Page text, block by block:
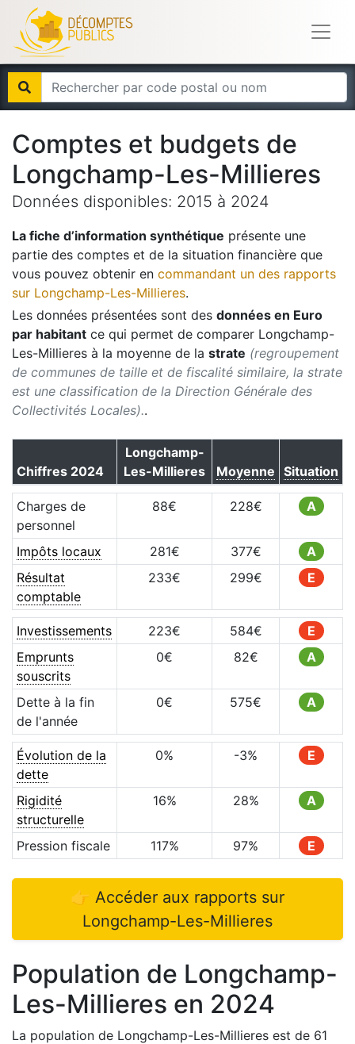
Comptes et budgets de
Longchamp-Les-Millieres
Données disponibles: 2015 à 2024
La fiche d’information synthétique présente une
partie des comptes et de la situation financière que
vous pouvez obtenir en commandant un des rapports
sur Longchamp-Les-Millieres.
Les données présentées sont des données en Euro
par habitant ce qui permet de comparer Longchamp-
Les-Millieres à la moyenne de la strate (regroupement
de communes de taille et de fiscalité similaire, la strate
est une classification de la Direction Générale des
Collectivités Locales)..
Chiffres 2024
Longchamp-
Les-Millieres
Moyenne Situation
Charges de
personnel
88€ 228€ A
Impôts locaux 281€ 377€
A
Résultat
comptable
233€ 299€ E
Investissements 223€ 584€
E
Emprunts
souscrits
0€ 82€ A
Dette à la fin
de l'année
0€ 575€ A
Évolution de la
dette
0% -3% E
Rigidité
structurelle
16% 28% A
Pression fiscale 117% 97% E
👉 Accéder aux rapports sur
Longchamp-Les-Millieres
Population de Longchamp-
Les-Millieres en 2024
La population de Longchamp-Les-Millieres est de 61